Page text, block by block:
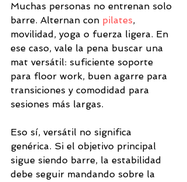
Muchas personas no entrenan solo
barre. Alternan con pilates,
movilidad, yoga o fuerza ligera. En
ese caso, vale la pena buscar una
mat versátil: suficiente soporte
para floor work, buen agarre para
transiciones y comodidad para
sesiones más largas.
Eso sí, versátil no significa
genérica. Si el objetivo principal
sigue siendo barre, la estabilidad
debe seguir mandando sobre la